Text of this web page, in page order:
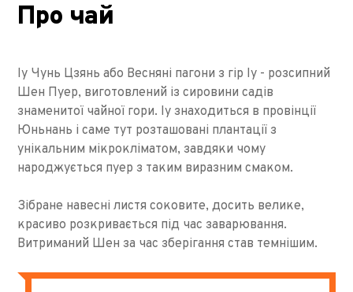
Про чай
Іу Чунь Цзянь або Весняні пагони з гір Іу - розсипний
Шен Пуер, виготовлений із сировини садів
знаменитої чайної гори. Іу знаходиться в провінції
Юньнань і саме тут розташовані плантації з
унікальним мікрокліматом, завдяки чому
народжується пуер з таким виразним смаком.
Зібране навесні листя соковите, досить велике,
красиво розкривається під час заварювання.
Витриманий Шен за час зберігання став темнішим.